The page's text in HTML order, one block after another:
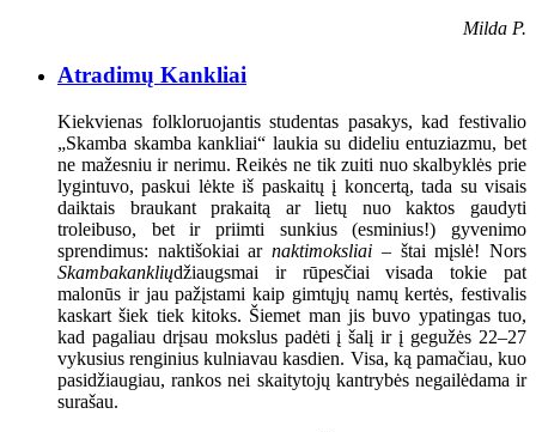
Milda P.
Atradimų Kankliai
Kiekvienas folkloruojantis studentas pasakys, kad festivalio
„Skamba skamba kankliai“ laukia su dideliu entuziazmu, bet
ne mažesniu ir nerimu. Reikės ne tik zuiti nuo skalbyklės prie
lygintuvo, paskui lėkte iš paskaitų į koncertą, tada su visais
daiktais braukant prakaitą ar lietų nuo kaktos gaudyti
troleibuso, bet ir priimti sunkius (esminius!) gyvenimo
sprendimus: naktišokiai arnaktimoksliai – štai mįslė! Nors
Skambakankliųdžiaugsmai ir rūpesčiai visada tokie pat
malonūs ir jau pažįstami kaip gimtųjų namų kertės, festivalis
kaskart šiek tiek kitoks. Šiemet man jis buvo ypatingas tuo,
kad pagaliau drįsau mokslus padėti į šalį ir į gegužės 22–27
vykusius renginius kulniavau kasdien. Visa, ką pamačiau, kuo
pasidžiaugiau, rankos nei skaitytojų kantrybės negailėdama ir
surašau.